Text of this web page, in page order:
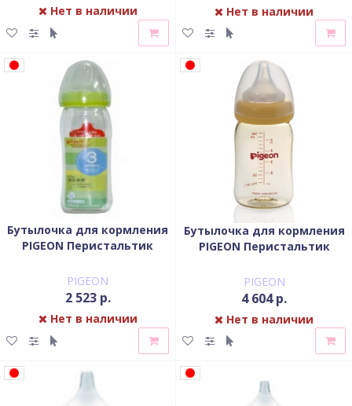
Нет в наличии Нет в наличии
Бутылочка для кормления
PIGEON Перистальтик
(стекло) 240 мл
PIGEON
2 523 р.
Нет в наличии
Бутылочка для кормления
PIGEON Перистальтик
160 мл PPSU
PIGEON
4 604 р.
Нет в наличии